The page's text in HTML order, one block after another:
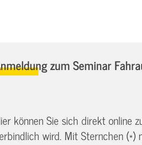
zum Seminar
können Sie sich direkt online
wird. Mit Sternchen (*)